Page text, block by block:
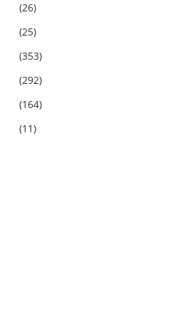
(26)
(25)
(353)
(292)
(164)
(11)